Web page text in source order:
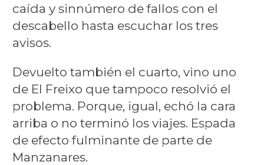
caída y sinnúmero de fallos con el
descabello hasta escuchar los tres
avisos.
Devuelto también el cuarto, vino uno
de El Freixo que tampoco resolvió el
problema. Porque, igual, echó la cara
arriba o no terminó los viajes. Espada
de efecto fulminante de parte de
Manzanares.